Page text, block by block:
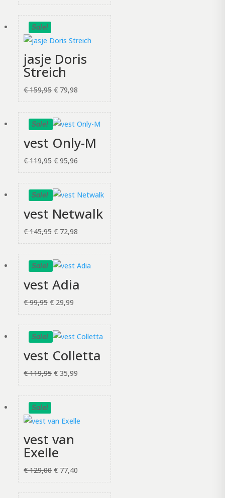
prijs
was:
prijs
is:
Sale!
jasje Doris
Streich
€159,95Oorspronkelijke
prijs
was:
€ 159,95.
€ 79,98
prijs
is:
€ 79,98.
Sale!
vest Only-M
€119,95Oorspronkelijke
prijs
was:
€ 119,95.
€ 95,96
prijs
is:
€ 95,96.
Sale!
vest Netwalk
€145,95Oorspronkelijke
prijs
was:
€ 145,95.
€ 72,98
prijs
is:
€ 72,98.
Sale!
vest Adia
€99,95Oorspronkelijke
prijs
was:
€ 99,95.
€ 29,99
prijs
is:
€ 29,99.
Sale!
vest Colletta
€119,95Oorspronkelijke
prijs
was:
€ 35,99
prijs
is:
Sale!
vest van
Exelle
€129,00Oorspronkelijke
prijs
was:
€ 77,40
prijs
is: